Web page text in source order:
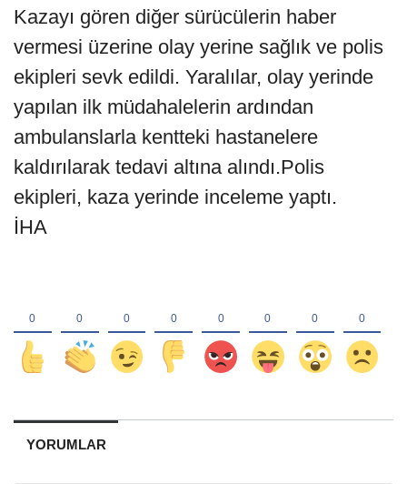
Kazayı gören diğer sürücülerin haber
vermesi üzerine olay yerine sağlık ve polis
ekipleri sevk edildi. Yaralılar, olay yerinde
yapılan ilk müdahalelerin ardından
ambulanslarla kentteki hastanelere
kaldırılarak tedavi altına alındı.Polis
ekipleri, kaza yerinde inceleme yaptı.
İHA
YORUMLAR